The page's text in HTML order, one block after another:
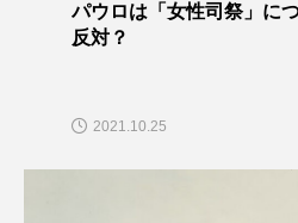
パウロは「女性司祭」に
反対？
2021.10.25